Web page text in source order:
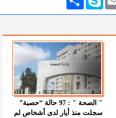
" الصحة " : 97 حالة “حصبة”
سجلت منذ أيار لدى أشخاص لم